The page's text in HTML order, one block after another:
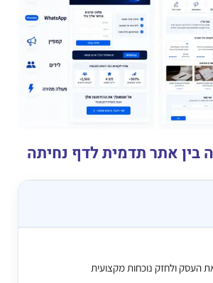
בין אתר תדמית לדף נחיתה
העסק ולחזק נוכחות מקצועית